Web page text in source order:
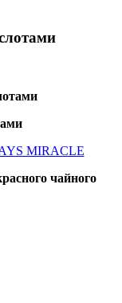
MIRACLE
чайного